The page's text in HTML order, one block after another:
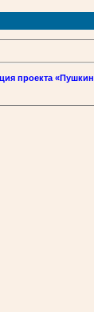
проекта